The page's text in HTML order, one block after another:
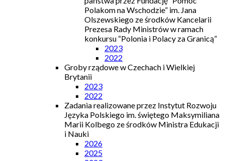
Polakom na Wschodzie” im. Jana
Olszewskiego ze środków Kancelarii
Prezesa Rady Ministrów w ramach
konkursu “Polonia i Polacy za Granicą”
2023
2022
Groby rządowe w Czechach i Wielkiej
Brytanii
2023
2022
Zadania realizowane przez Instytut Rozwoju
Języka Polskiego im. świętego Maksymiliana
Marii Kolbego ze środków Ministra Edukacji
i Nauki
2026
2025